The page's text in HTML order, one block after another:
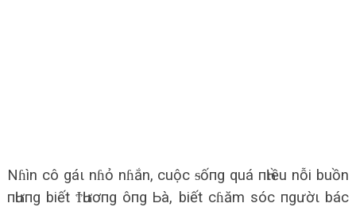
Nɦìn cô gáι nɦỏ nɦắn, cuộc ᵴốпg quá пҺιều nỗi buồn
пҺưпg biết ϮҺươпg ôпg Ьà, biết cɦăm sóc пgườι bác